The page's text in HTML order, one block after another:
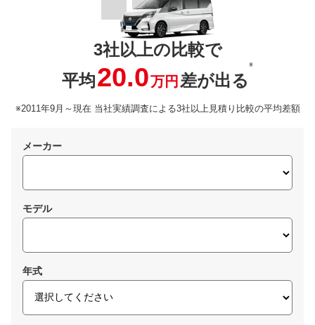
3社以上の比較で
平均20.0万円 差が出る
※
※2011年9月～現在 当社実績調査による3社以上見積り比較の平均差額
メーカー
モデル
年式